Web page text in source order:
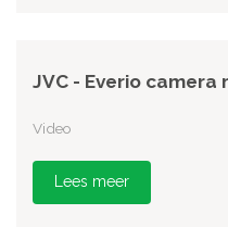
JVC - Everio camera
Video
Lees meer